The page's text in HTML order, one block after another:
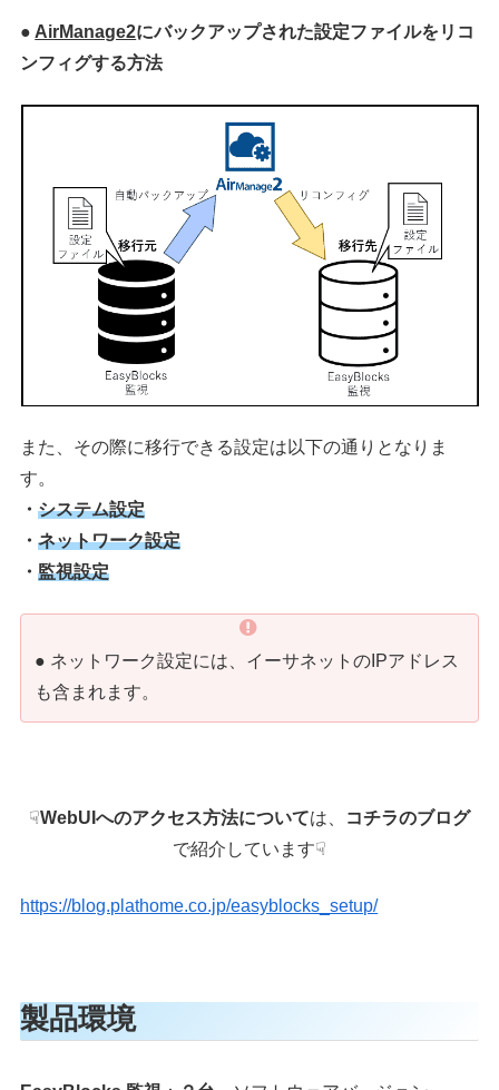
● AirManage2にバックアップされた設定ファイルをリコ
ンフィグする方法
また、その際に移行できる設定は以下の通りとなりま
す。
・システム設定
・ネットワーク設定
・監視設定
● ネットワーク設定には、イーサネットのIPアドレス
も含まれます。
☟WebUIへのアクセス方法については、
コチラのブログ
で紹介しています☟
https://blog.plathome.co.jp/easyblocks_setup/
製品環境